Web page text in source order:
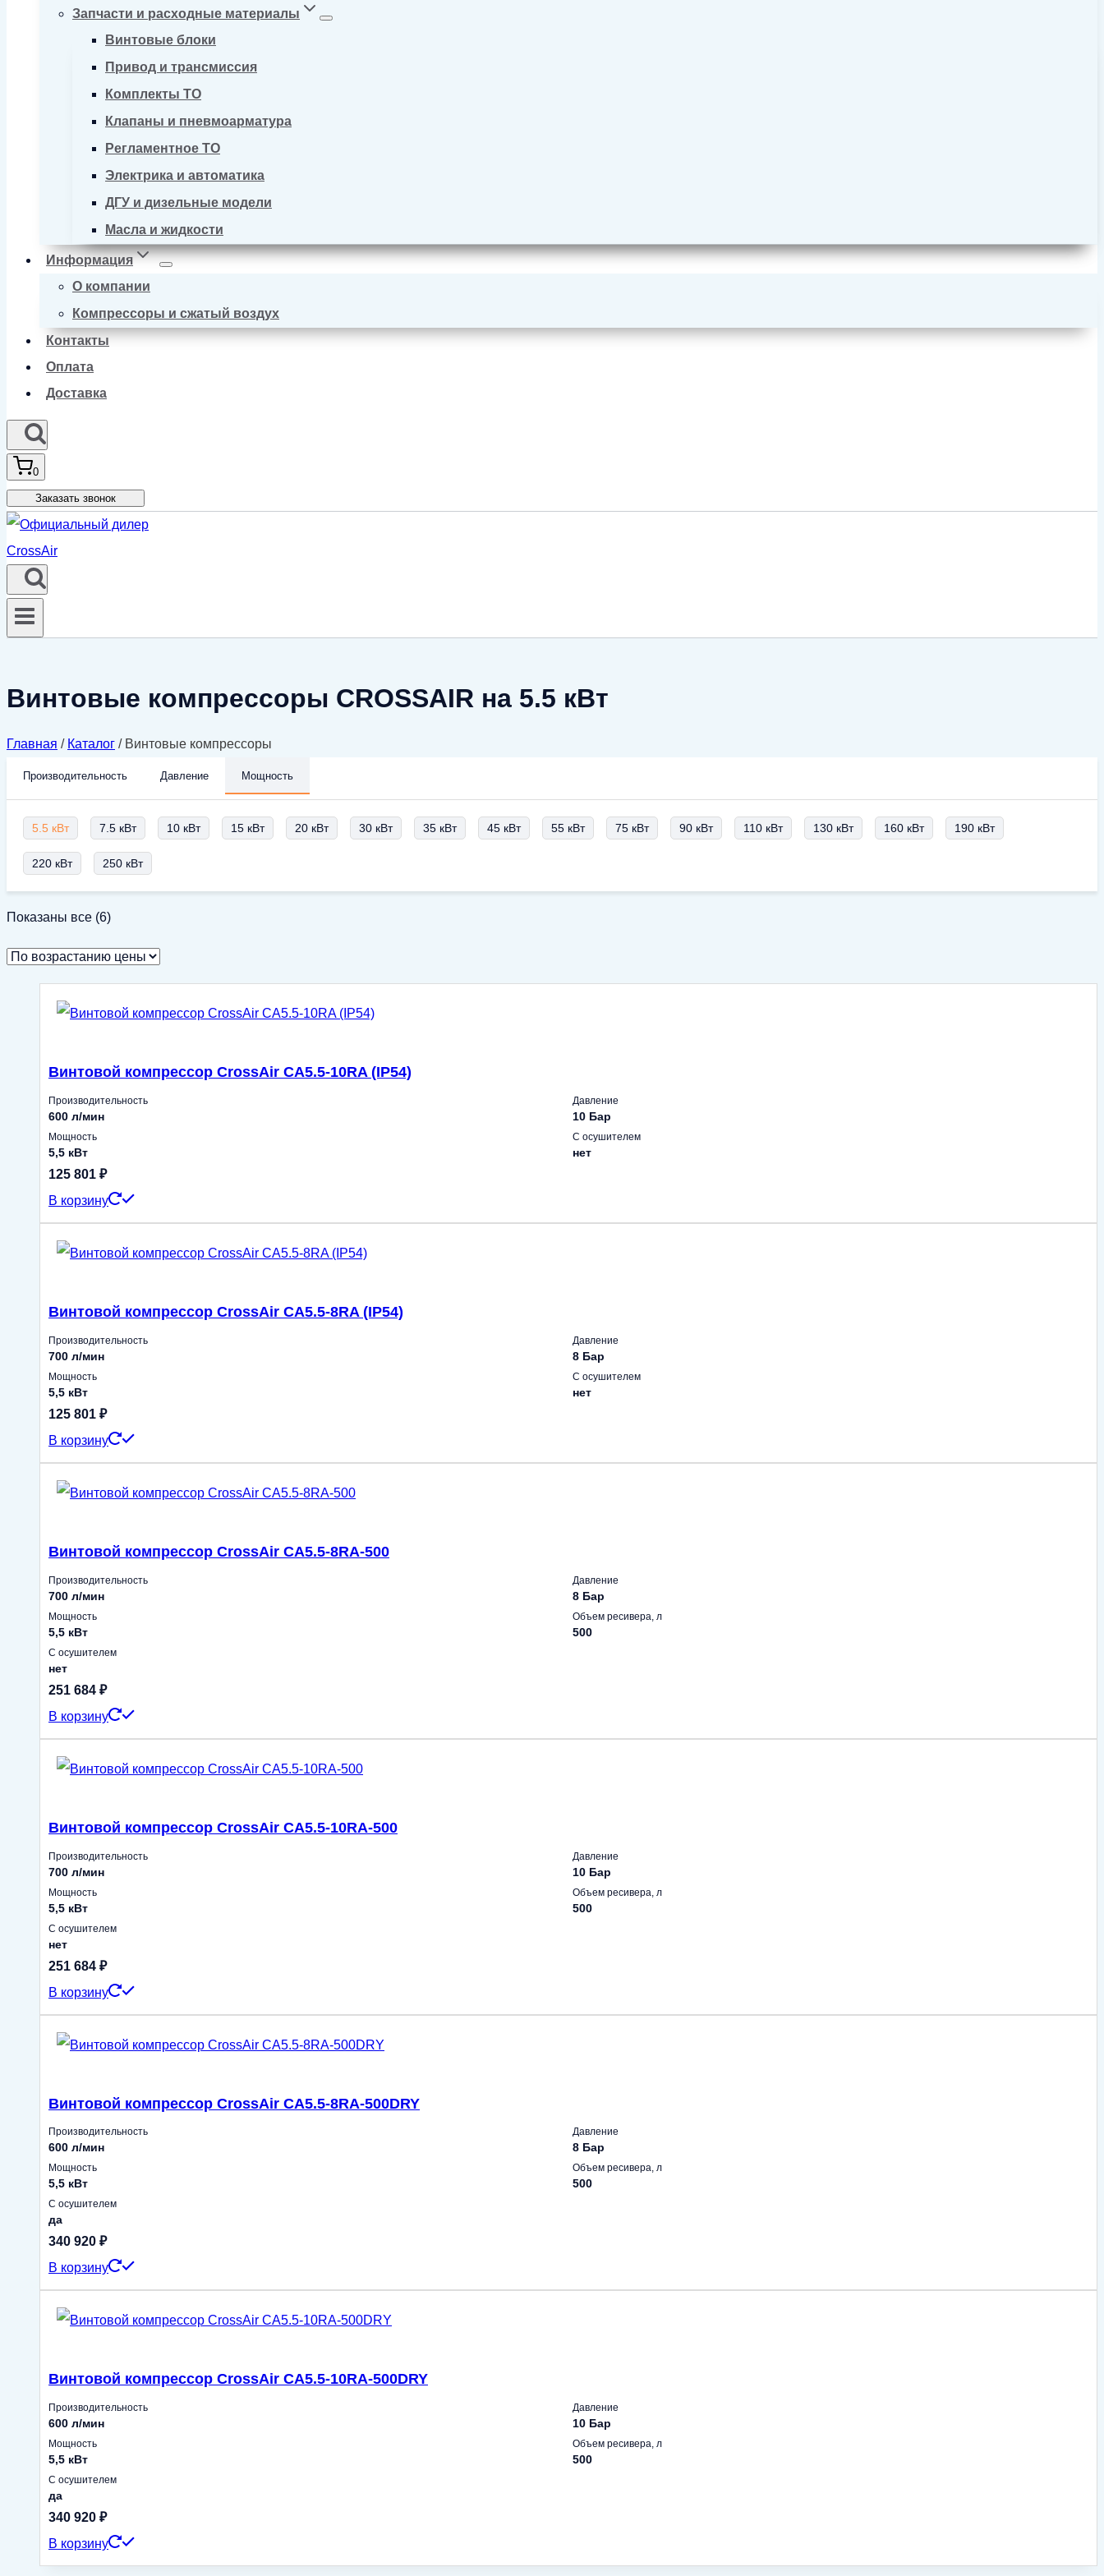
Запчасти и расходные материалы
Винтовые блоки
Привод и трансмиссия
Комплекты ТО
Клапаны и пневмоарматура
Регламентное ТО
Электрика и автоматика
ДГУ и дизельные модели
Масла и жидкости
Информация
О компании
Компрессоры и сжатый воздух
Контакты
Оплата
Доставка
0
Заказать звонок
Винтовые компрессоры CROSSAIR на 5.5 кВт
Главная / Каталог / Винтовые компрессоры
Производительность Давление Мощность
5.5 кВт 7.5 кВт 10 кВт 15 кВт 20 кВт 30 кВт 35 кВт 45 кВт 55 кВт 75 кВт 90 кВт 110 кВт 130 кВт 160 кВт 190 кВт
220 кВт 250 кВт
Показаны все (6)Цены:
возрастанию
Винтовой компрессор CrossAir CA5.5-10RA (IP54)
Производительность
600 л/мин
Давление
10 Бар
Мощность
5,5 кВт
С осушителем
нет
125 801 ₽
В корзину
Винтовой компрессор CrossAir CA5.5-8RA (IP54)
Производительность
700 л/мин
Давление
8 Бар
Мощность
5,5 кВт
С осушителем
нет
125 801 ₽
В корзину
Винтовой компрессор CrossAir CA5.5-8RA-500
Производительность
700 л/мин
Давление
8 Бар
Мощность
5,5 кВт
Объем ресивера, л
500
С осушителем
нет
251 684 ₽
В корзину
Винтовой компрессор CrossAir CA5.5-10RA-500
Производительность
700 л/мин
Давление
10 Бар
Мощность
5,5 кВт
Объем ресивера, л
500
С осушителем
нет
251 684 ₽
В корзину
Винтовой компрессор CrossAir CA5.5-8RA-500DRY
Производительность
600 л/мин
Давление
8 Бар
Мощность
5,5 кВт
Объем ресивера, л
500
С осушителем
да
340 920 ₽
В корзину
Винтовой компрессор CrossAir CA5.5-10RA-500DRY
Производительность
600 л/мин
Давление
10 Бар
Мощность
5,5 кВт
Объем ресивера, л
500
С осушителем
да
340 920 ₽
В корзину